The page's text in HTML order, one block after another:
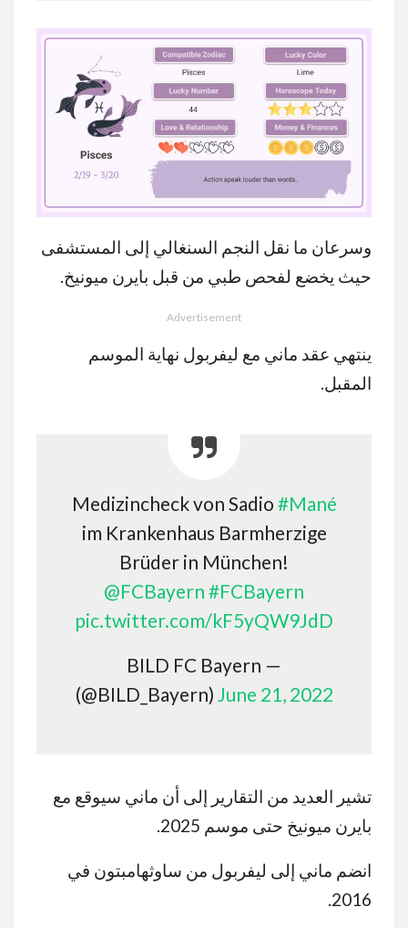
وسرعان ما نقل النجم السنغالي إلى المستشفى
حيث يخضع لفحص طبي من قبل بايرن ميونيخ.
Advertisement
ينتهي عقد ماني مع ليفربول نهاية الموسم
المقبل.
Medizincheck von Sadio #Mané
im Krankenhaus Barmherzige
Brüder in München!
@FCBayern #FCBayern
pic.twitter.com/kF5yQW9JdD
— BILD FC Bayern
(@BILD_Bayern) June 21, 2022
تشير العديد من التقارير إلى أن ماني سيوقع مع
بايرن ميونيخ حتى موسم 2025.
انضم ماني إلى ليفربول من ساوثهامبتون في
2016.